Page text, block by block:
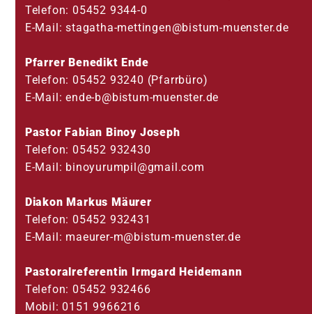
10
Telefon: 05452 9344-0
E-Mail: stagatha-mettingen@bistum-muenster.de
Pfarrer Benedikt Ende
Telefon: 05452 93240 (Pfarrbüro)
E-Mail: ende-b@bistum-muenster.de
Pastor Fabian Binoy Joseph
Telefon: 05452 932430
E-Mail: binoyurumpil@gmail.com
Diakon Markus Mäurer
Telefon: 05452 932431
E-Mail: maeurer-m@bistum-muenster.de
Pastoralreferentin Irmgard Heidemann
Telefon: 05452 932466
Mobil: 0151 9966216